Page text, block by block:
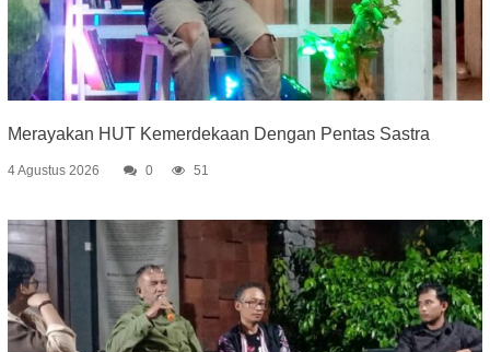
Merayakan HUT Kemerdekaan Dengan Pentas Sastra
4 Agustus 2026 0 51